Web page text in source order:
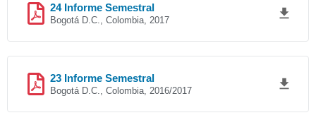
24 Informe Semestral
Bogotá D.C., Colombia, 2017
23 Informe Semestral
Bogotá D.C., Colombia, 2016/2017